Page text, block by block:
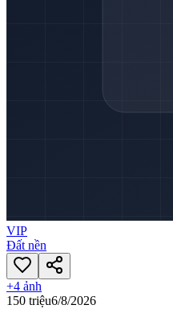
VIP
Đất nền
+4 ảnh
150 triệu6/8/2026